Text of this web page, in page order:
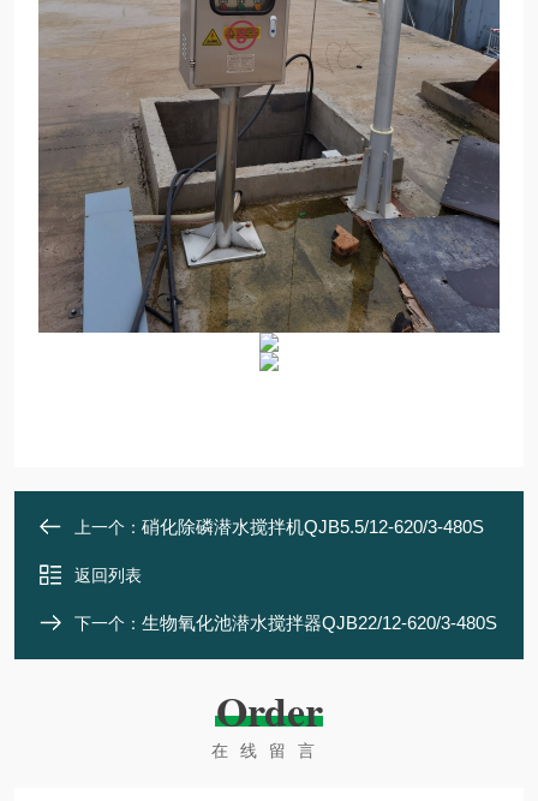
上一个： 硝化除磷潜水搅拌机QJB5.5/12-620/3-480S
返回列表
下一个： 生物氧化池潜水搅拌器QJB22/12-620/3-480S
Order
在线留言